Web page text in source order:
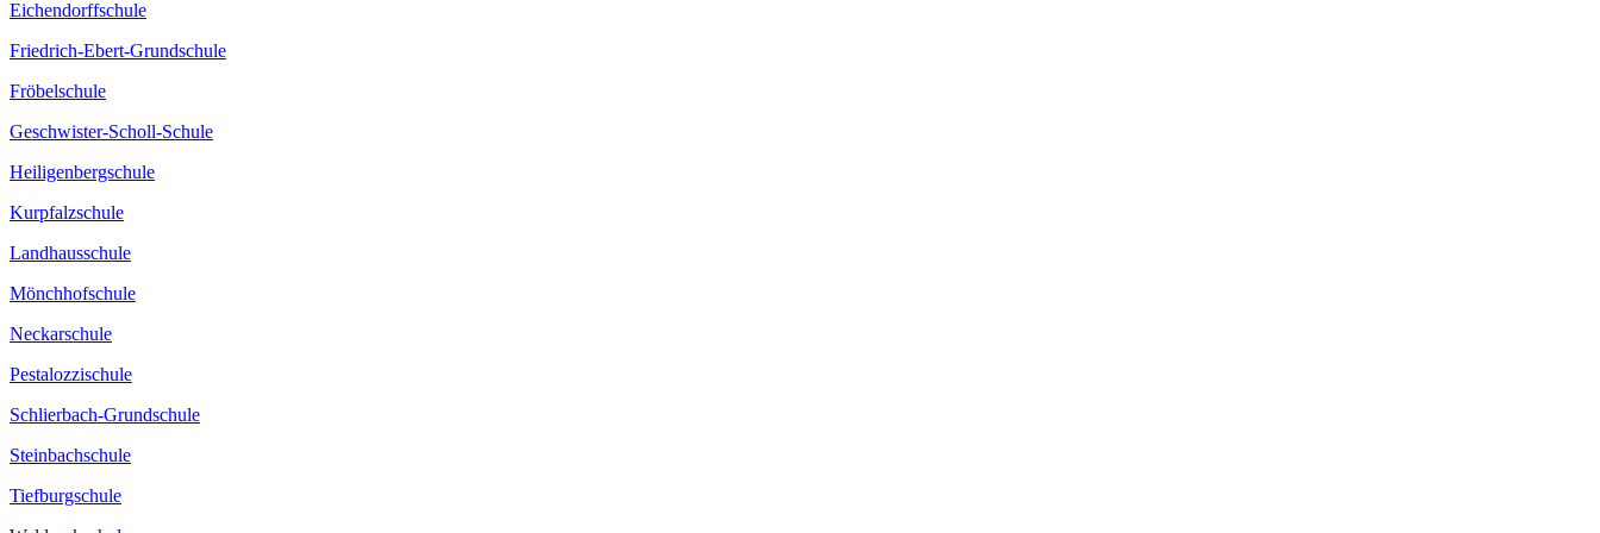
Eichendorffschule
Friedrich-Ebert-Grundschule
Fröbelschule
Geschwister-Scholl-Schule
Heiligenbergschule
Kurpfalzschule
Landhausschule
Mönchhofschule
Neckarschule
Pestalozzischule
Schlierbach-Grundschule
Steinbachschule
Tiefburgschule